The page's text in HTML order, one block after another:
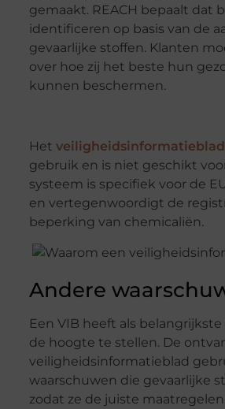
gemaakt. REACH bepaalt dat
identificeren op basis van de
gevaarlijke stoffen. Klanten
over hoe zij het beste hun
kunnen beschermen.
Het veiligheidsinformatieblad
gebruik en is niet geschikt
systeem is specifiek voor de
en vertegenwoordigt de
beperking van chemicaliën.
Andere
Een VIB heeft als
de hoogte te stellen. De
veiligheidsinformatieblad
waarschuwen die gevaarlijke
zodat ze de juiste